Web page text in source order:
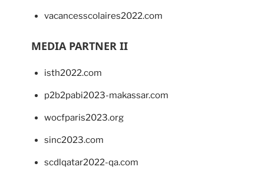
vacancesscolaires2022.com
MEDIA PARTNER II
isth2022.com
p2b2pabi2023-makassar.com
wocfparis2023.org
sinc2023.com
scdlqatar2022-qa.com